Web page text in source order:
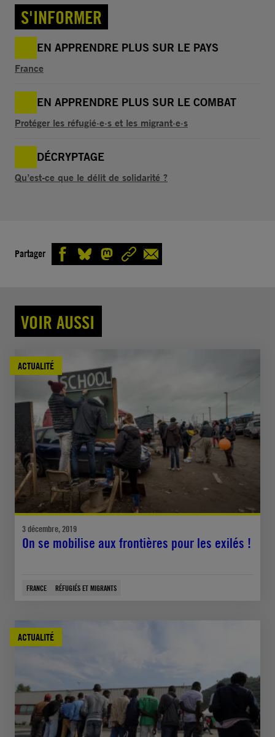
S'INFORMER
EN APPRENDRE PLUS SUR LE PAYS
France
EN APPRENDRE PLUS SUR LE COMBAT
Protéger les réfugié·e·s et les migrant·e·s
DÉCRYPTAGE
Qu’est-ce que le délit de solidarité ?
Partager
VOIR AUSSI
ACTUALITÉ
3 décembre, 2019
On se mobilise aux frontières pour les exilés !
FRANCE RÉFUGIÉS ET MIGRANTS
ACTUALITÉ